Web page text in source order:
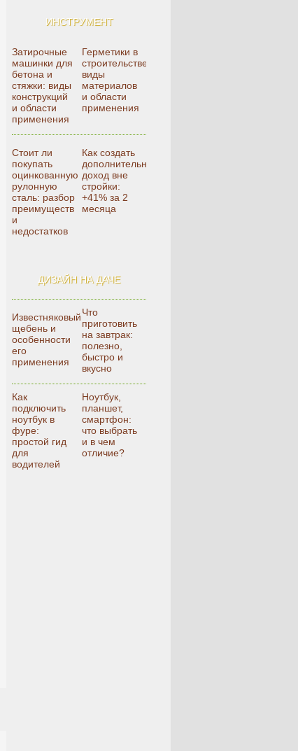
ИНСТРУМЕНТ
Затирочные
машинки для
бетона и
стяжки: виды
конструкций
и области
применения
Герметики в
строительстве:
виды
материалов
и области
применения
Стоит ли
покупать
оцинкованную
рулонную
сталь: разбор
преимуществ
и
недостатков
Как создать
дополнительный
доход вне
стройки:
+41% за 2
месяца
ДИЗАЙН НА ДАЧЕ
Известняковый
щебень и
особенности
его
применения
Что
приготовить
на завтрак:
полезно,
быстро и
вкусно
Как
подключить
ноутбук в
фуре:
простой гид
для
водителей
Ноутбук,
планшет,
смартфон:
что выбрать
и в чем
отличие?